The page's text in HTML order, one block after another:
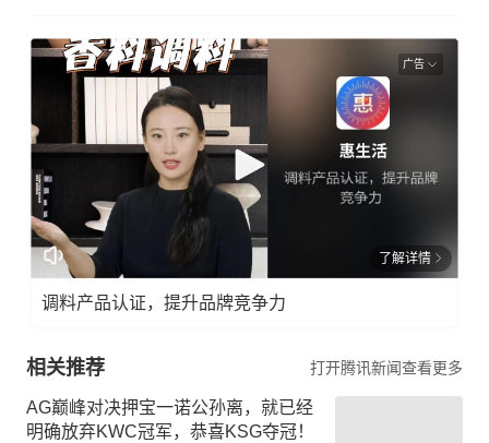
广告
了解详情
调料产品认证，提升品牌竞争力
相关推荐 打开腾讯新闻查看更多
AG巅峰对决押宝一诺公孙离，就已经
明确放弃KWC冠军，恭喜KSG夺冠！